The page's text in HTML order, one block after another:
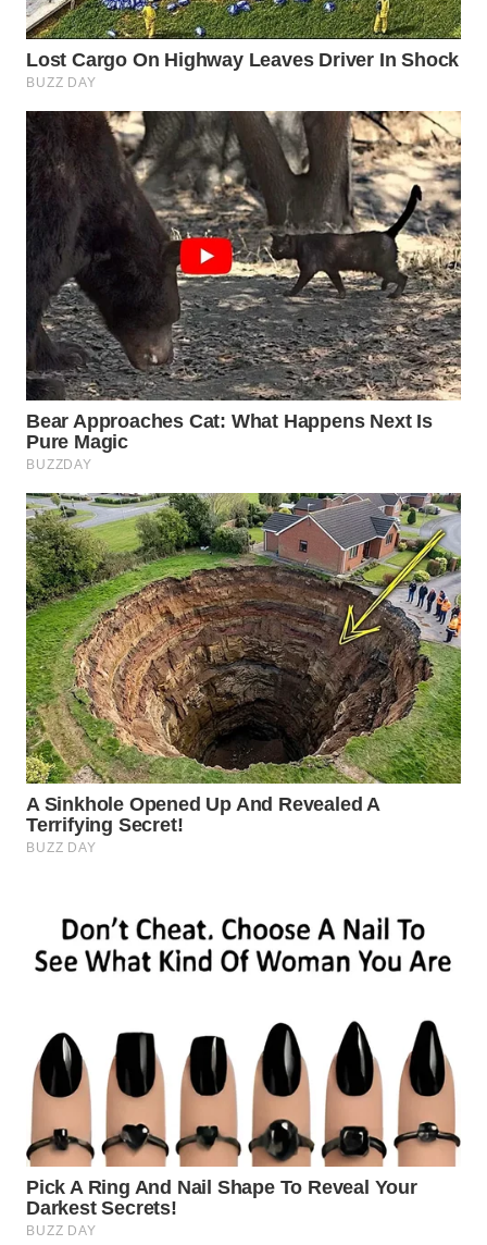
WN
LIKUPANG
WN
LABUANBAJO
WN
BORNEO
Wahana
Group
WAHANA
NEWS
WAHANA
TANI
WAHANA
ADVOKAT
WAHANA
INFRASTRUKTUR
WAHANA
KONSUMEN
WAHANA
LISTRIK
WAHANA
WAHANA
TV
WAHANANEWS
CO ID
WAHANANEWS
NET